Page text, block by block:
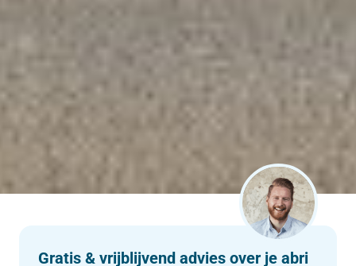
Gratis & vrijblijvend advies over je abri